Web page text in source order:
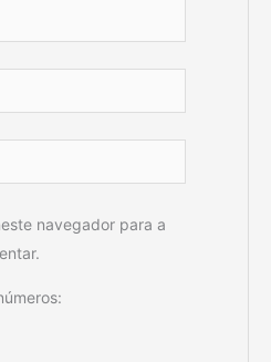
navegador para a